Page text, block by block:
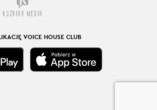
VOICE HOUSE CLUB